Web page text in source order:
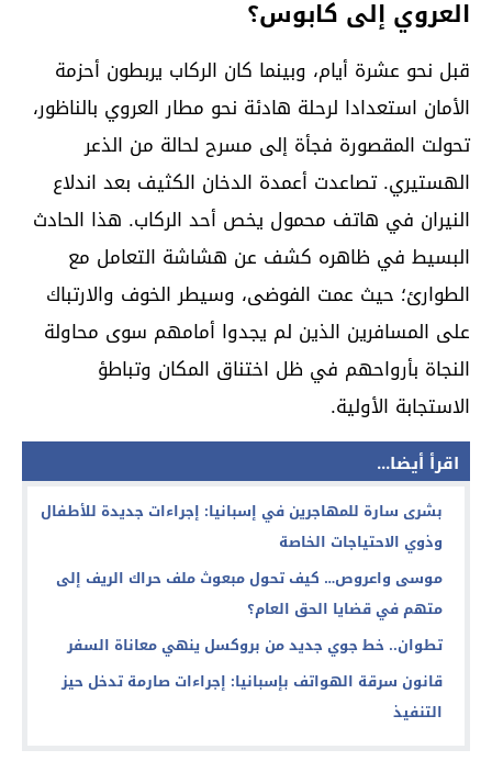
العروي إلى كابوس؟
قبل نحو عشرة أيام، وبينما كان الركاب يربطون أحزمة
الأمان استعدادا لرحلة هادئة نحو مطار العروي بالناظور،
تحولت المقصورة فجأة إلى مسرح لحالة من الذعر
الهستيري. تصاعدت أعمدة الدخان الكثيف بعد اندلاع
النيران في هاتف محمول يخص أحد الركاب. هذا الحادث
البسيط في ظاهره كشف عن هشاشة التعامل مع
الطوارئ؛ حيث عمت الفوضى، وسيطر الخوف والارتباك
على المسافرين الذين لم يجدوا أمامهم سوى محاولة
النجاة بأرواحهم في ظل اختناق المكان وتباطؤ
الاستجابة الأولية.
اقرأ أيضا...
بشرى سارة للمهاجرين في إسبانيا: إجراءات جديدة للأطفال
وذوي الاحتياجات الخاصة
موسى واعروص… كيف تحول مبعوث ملف حراك الريف إلى
متهم في قضايا الحق العام؟
تطوان.. خط جوي جديد من بروكسل ينهي معاناة السفر
قانون سرقة الهواتف بإسبانيا: إجراءات صارمة تدخل حيز
التنفيذ